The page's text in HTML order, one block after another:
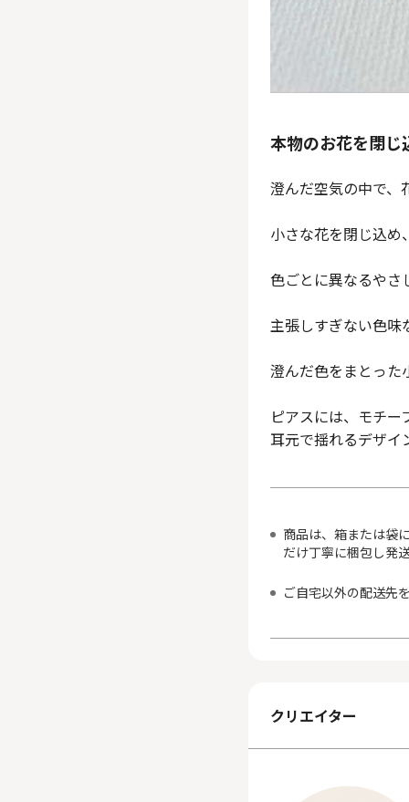
本物のお花を閉じ
澄んだ空気の中で、
小さな花を閉じ込め
色ごとに異なるやさ
主張しすぎない色味
澄んだ色をまとった
ピアスには、モチ
耳元で揺れるデザイ
商品は、箱または袋
だけ丁寧に梱包し発
ご自宅以外の配送先
クリエイター